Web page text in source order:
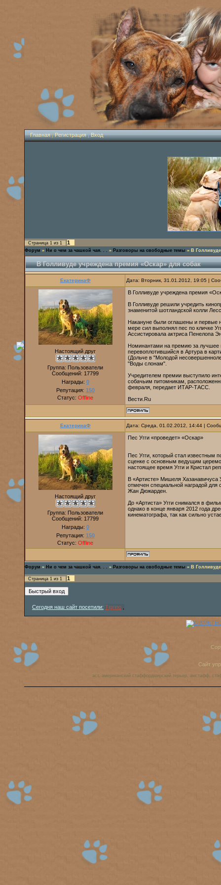
Главная|Регистрация|Вход
Страница 1 из 1 1
Форум » Ни о чем за чашкой чая. . . » Разговоры на свободные темы » В
В Голливуде учреждена премия «Оскар» для собак
ЕкатеринаФ Дата: Вторник, 31.01.2012, 19:05 |
Настоящий друг
Группа: Пользователи
Сообщений: 17799
Награды: 0
Репутация: 150
Статус: Offline
В Голливуде учреждена премия
В Голливуде решили учредить
знаменитой шотландской колли
Накануне были оглашены и первые
мере сил выполнял пес по кличке
Ассистировала актриса Пенелопа
Номинантами на премию за лучшее
перевоплотившийся в Артура в
(Дольче в "Молодой
"Воды слонам".
Учредителем премии выступило
собачьим питомникам,
февраля, передает ИТАР-ТАСС.
Вести.Ru
ЕкатеринаФ Дата: Среда, 01.02.2012, 14:44 |
Настоящий друг
Группа: Пользователи
Сообщений: 17799
Награды: 0
Репутация: 150
Статус: Offline
Пес Угги «проведет» «Оскар»
Пес Угги, который стал известным
сценке с основным ведущим
настоящее время Угги и Кристал
В «Артисте» Мишеля Хазанавичуса
отмечен специальной наградой для
Жан Дюжарден.
До «Артиста» Угги снимался в
однако в конце января 2012 года
кинематографа, так как сильно
Форум » Ни о чем за чашкой чая. . . » Разговоры на свободные темы » В
Страница 1 из 1 1
Сегодня наш сайт посетили: Tigrino
Сайт
аст, американский стаффордширский терьер, амстафф,